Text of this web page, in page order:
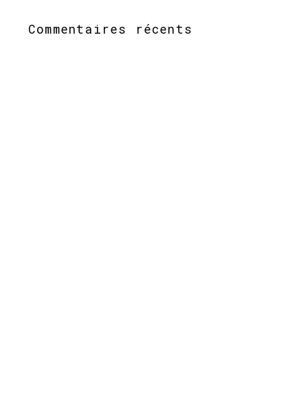
Commentaires récents